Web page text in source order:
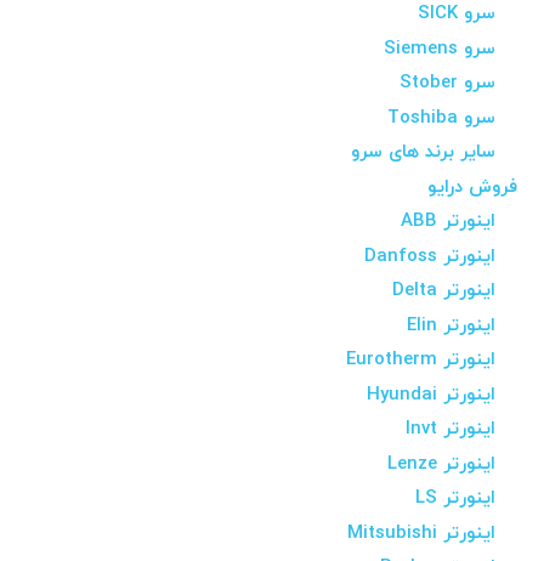
سرو SICK
سرو Siemens
سرو Stober
سرو Toshiba
سایر برند های سرو
فروش درایو
اینورتر ABB
اینورتر Danfoss
اینورتر Delta
اینورتر Elin
اینورتر Eurotherm
اینورتر Hyundai
اینورتر Invt
اینورتر Lenze
اینورتر LS
اینورتر Mitsubishi